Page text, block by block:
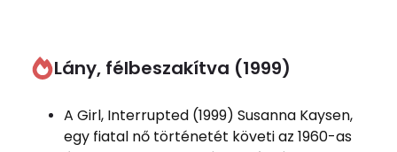
Lány, félbeszakítva (1999)
A Girl, Interrupted (1999) Susanna Kaysen,
egy fiatal nő történetét követi az 1960-as